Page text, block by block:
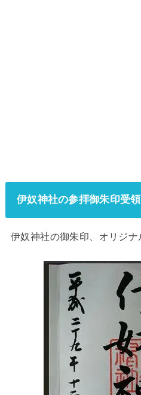
伊奴神社の参拝御朱印受
伊奴神社の御朱印、オリジナ